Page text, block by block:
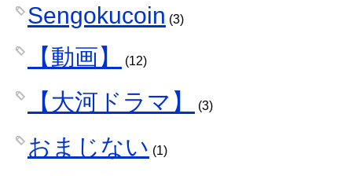
Sengokucoin (3)
【動画】 (12)
【大河ドラマ】 (3)
おまじない (1)